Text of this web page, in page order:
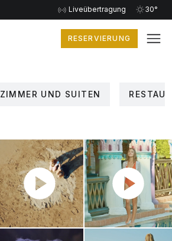
Liveübertragung 30°
RESERVIERUNG
ZIMMER UND SUITEN